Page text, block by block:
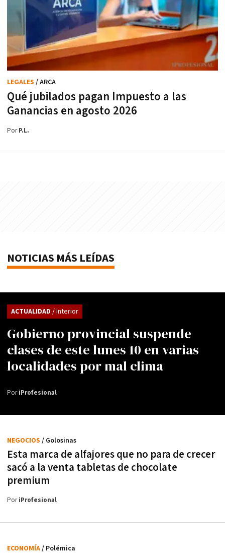
Qué jubilados pagan Impuesto a las
Ganancias en agosto 2026
LEGALES / ARCA
PorP.L.
NOTICIAS MÁS LEÍDAS
Gobierno provincial suspende
clases de este lunes 10 en varias
localidades por mal clima
ACTUALIDAD / Interior
PoriProfesional
Esta marca de alfajores que no para de crecer
sacó a la venta tabletas de chocolate
premium
NEGOCIOS / Golosinas
PoriProfesional
ECONOMÍA/ Polémica